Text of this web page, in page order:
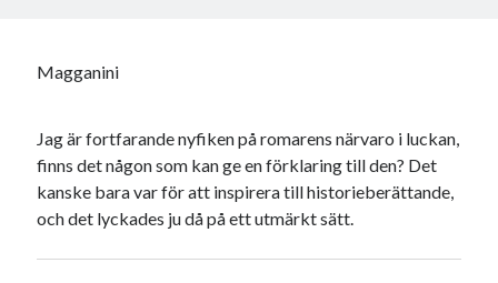
Magganini
Jag är fortfarande nyfiken på romarens närvaro i luckan,
finns det någon som kan ge en förklaring till den? Det
kanske bara var för att inspirera till historieberättande,
och det lyckades ju då på ett utmärkt sätt.